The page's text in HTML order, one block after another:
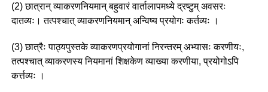
(2) छात्रान् व्याकरणनियमान् बहुवारं वार्तालापमध्ये द्रष्टुम् अवसरः
दातव्यः। तत्पश्चात् व्याकरणनियमान् अन्विष्य प्रयोगः कर्तव्यः ।
(3) छात्रैः पाठ्यपुस्तके व्याकरणप्रयोगानां निरन्तरम् अभ्यासः करणीयः,
तत्पश्चात् व्याकरणस्य नियमानां शिक्षकेण व्याख्या करणीया, प्रयोगोऽपि
कर्त्तव्यः ।